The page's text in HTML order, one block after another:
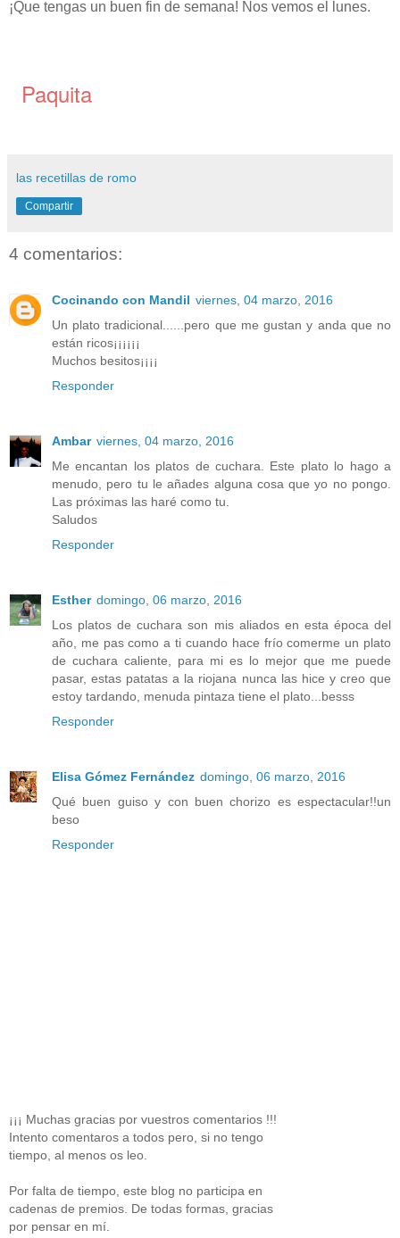
¡Que tengas un buen fin de semana! Nos vemos el lunes.
Paquita
las recetillas de romo
Compartir
4 comentarios:
Cocinando con Mandil viernes, 04 marzo, 2016
Un plato tradicional......pero que me gustan y anda que no
están ricos¡¡¡¡¡¡
Muchos besitos¡¡¡¡
Responder
Ambar viernes, 04 marzo, 2016
Me encantan los platos de cuchara. Este plato lo hago a
menudo, pero tu le añades alguna cosa que yo no pongo.
Las próximas las haré como tu.
Saludos
Responder
Esther domingo, 06 marzo, 2016
Los platos de cuchara son mis aliados en esta época del
año, me pas como a ti cuando hace frío comerme un plato
de cuchara caliente, para mi es lo mejor que me puede
pasar, estas patatas a la riojana nunca las hice y creo que
estoy tardando, menuda pintaza tiene el plato...besss
Responder
Elisa Gómez Fernández domingo, 06 marzo, 2016
Qué buen guiso y con buen chorizo es espectacular!!un
beso
Responder
¡¡¡ Muchas gracias por vuestros comentarios !!!
Intento comentaros a todos pero, si no tengo
tiempo, al menos os leo.
Por falta de tiempo, este blog no participa en
cadenas de premios. De todas formas, gracias
por pensar en mí.